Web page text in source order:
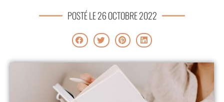
POSTÉ LE 26 OCTOBRE 2022